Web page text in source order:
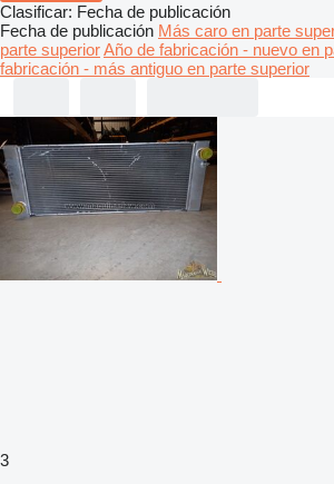
Clasificar: Fecha de publicación
Fecha de publicación Más caro en parte
parte superiorAño de fabricación - nuevo en
fabricación - más antiguo en parte superior
3